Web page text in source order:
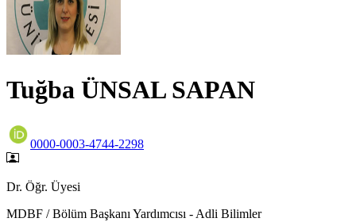
Tuğba ÜNSAL SAPAN
0000-0003-4744-2298
Dr. Öğr. Üyesi
MDBF / Bölüm Başkanı Yardımcısı - Adli Bilimler